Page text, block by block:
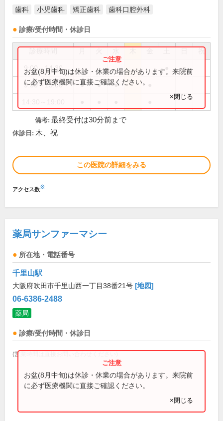
歯科 小児歯科 矯正歯科 歯科口腔外科
診療/受付時間・休診日
祝
9:00～14:30 ●
9:30～13:00 ● ● ●
お盆(8月中旬)は休診・休業の場合があります。来院前
に必ず医療機関に直接ご確認ください。
×閉じる
備考: 最終受付は30分前まで
休診日: 木、祝
この医院の詳細をみる
アクセス数※
薬局サンファーマシー
所在地・電話番号
千里山駅
大阪府吹田市千里山西一丁目38番21号 [地図]
06-6386-2488
薬局
診療/受付時間・休診日
(営業時間は直接お問い合わせください)
お盆(8月中旬)は休診・休業の場合があります。来院前
に必ず医療機関に直接ご確認ください。
×閉じる